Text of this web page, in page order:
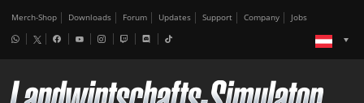
Merch-Shop Downloads Forum Updates Support Company Jobs